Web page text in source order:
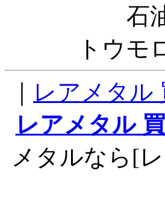
石
トウモ
レアメタル
レアメタル
メタルなら[